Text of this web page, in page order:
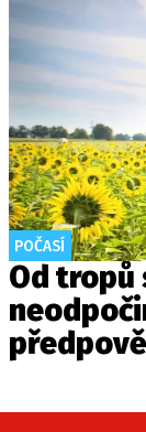
POČASÍ
Od tropů